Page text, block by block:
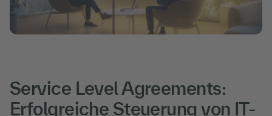
Service Level Agreements:
Erfolgreiche Steuerung von IT-